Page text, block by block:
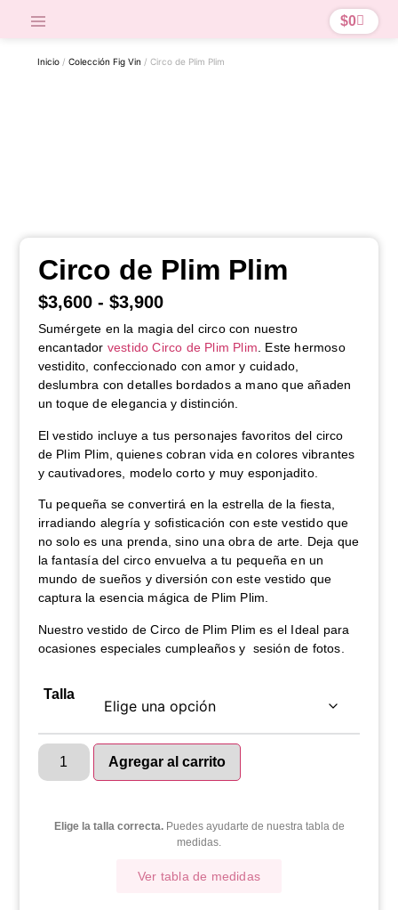
$0
Inicio /Colección Fig Vin / Circo de Plim Plim
Circo de Plim Plim
$3,600 - $3,900
Sumérgete en la magia del circo con nuestro
encantador vestido Circo de Plim Plim. Este hermoso
vestidito, confeccionado con amor y cuidado,
deslumbra con detalles bordados a mano que añaden
un toque de elegancia y distinción.
El vestido incluye a tus personajes favoritos del circo
de Plim Plim, quienes cobran vida en colores vibrantes
y cautivadores, modelo corto y muy esponjadito.
Tu pequeña se convertirá en la estrella de la fiesta,
irradiando alegría y sofisticación con este vestido que
no solo es una prenda, sino una obra de arte. Deja que
la fantasía del circo envuelva a tu pequeña en un
mundo de sueños y diversión con este vestido que
captura la esencia mágica de Plim Plim.
Nuestro vestido de Circo de Plim Plim es el Ideal para
ocasiones especiales cumpleaños y sesión de fotos.
Talla
Agregar al carrito
Elige la talla correcta.Puedes ayudarte de nuestra tabla de
medidas.
Ver tabla de medidas